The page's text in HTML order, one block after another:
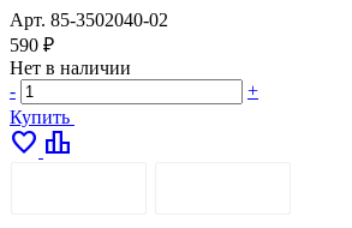
Арт. 85-3502040-02
590 ₽
Нет в наличии
-
+
Купить
favorite leaderboard